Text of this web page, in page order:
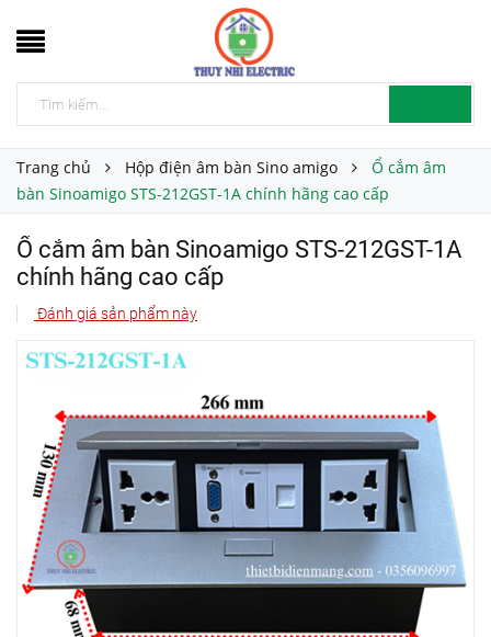
Trang chủ Hộp điện âm bàn Sino amigo
Ổ cắm âm
bàn Sinoamigo STS-212GST-1A chính hãng cao cấp
Ổ cắm âm bàn Sinoamigo STS-212GST-1A
chính hãng cao cấp
Đánh giá sản phẩm này